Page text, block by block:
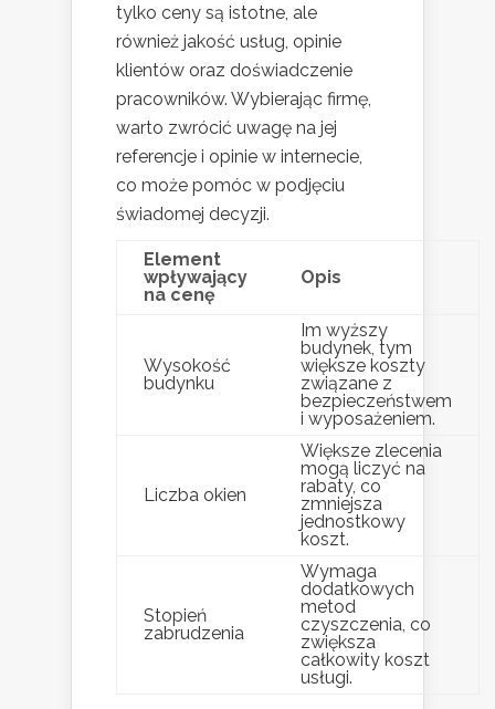
tylko ceny są istotne, ale
również jakość usług, opinie
klientów oraz doświadczenie
pracowników. Wybierając firmę,
warto zwrócić uwagę na jej
referencje i opinie w internecie,
co może pomóc w podjęciu
świadomej decyzji.
Element
wpływający
na cenę
Opis
Wysokość
budynku
Im wyższy
budynek, tym
większe koszty
związane z
bezpieczeństwem
i wyposażeniem.
Liczba okien
Większe zlecenia
mogą liczyć na
rabaty, co
zmniejsza
jednostkowy
koszt.
Stopień
zabrudzenia
Wymaga
dodatkowych
metod
czyszczenia, co
zwiększa
całkowity koszt
usługi.